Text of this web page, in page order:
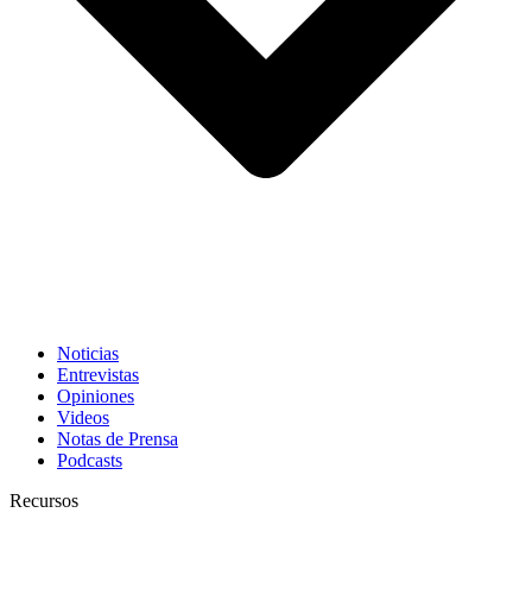
Noticias
Entrevistas
Opiniones
Videos
Notas de Prensa
Podcasts
Recursos